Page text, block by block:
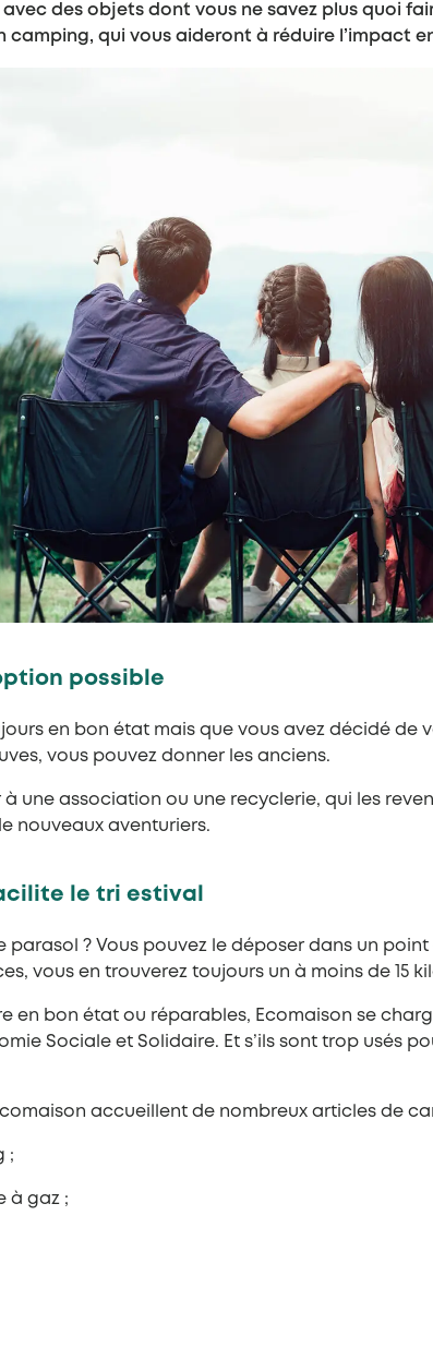
des objets dont vous ne savez plus quoi
camping, qui vous aideront à réduire l’impact
possible
en bon état mais que vous avez décidé de
vous pouvez donner les anciens.
une association ou une recyclerie, qui les
nouveaux aventuriers.
le tri estival
parasol ? Vous pouvez le déposer dans un
vous en trouverez toujours un à moins de 15
en bon état ou réparables, Ecomaison se
Sociale et Solidaire. Et s’ils sont trop usés
accueillent de nombreux articles de
;
à gaz ;